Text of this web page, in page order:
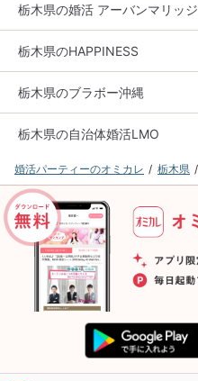
栃木県の婚活 アーバンマリッジ
栃木県のHAPPINESS
栃木県のブラボー沖縄
栃木県の自治体婚活LMO
婚活パーティーのオミカレ 栃木県